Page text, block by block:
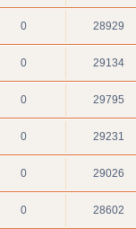
0 28929
0 29134
0 29795
0 29231
0 29026
0 28602